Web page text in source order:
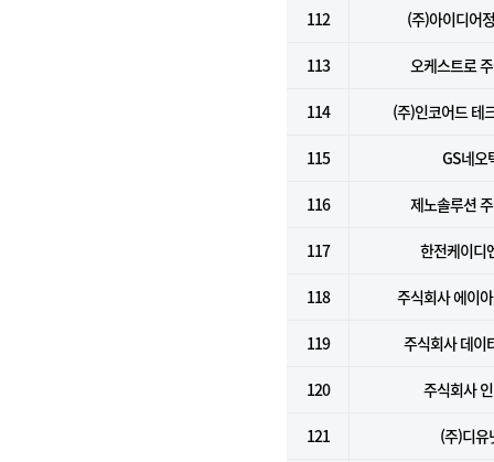
112 (주)아이디어
113 오케스트로
114 (주)인코어드 테
115 GS네오
116 제노솔루션
117 한전케이디
118 주식회사 에이
119 주식회사 데이
120 주식회사
121 (주)디유